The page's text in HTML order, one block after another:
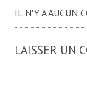
IL N'Y A AUCUN
LAISSER UN